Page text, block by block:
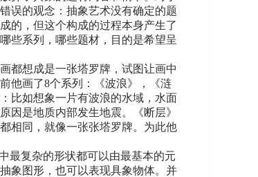
误的观念：抽象艺术没有确定的题
的，但这个构成的过程本身产生了
些系列，哪些题材，目的是希望呈
都想成是一张塔罗牌，试图让画中
他画了8个系列：《波浪》，《涟
比如想象一片有波浪的水域，水面
因是地质内部发生地震。《断层》
相同，就像一张张塔罗牌。为此他
最复杂的形状都可以由最基本的元
象图形，也可以表现具象物体。并